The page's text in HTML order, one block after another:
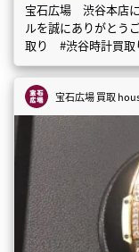
宝石広場 渋谷本店
ルを誠にありがと
取り #渋谷時計買取
宝石広場 買取